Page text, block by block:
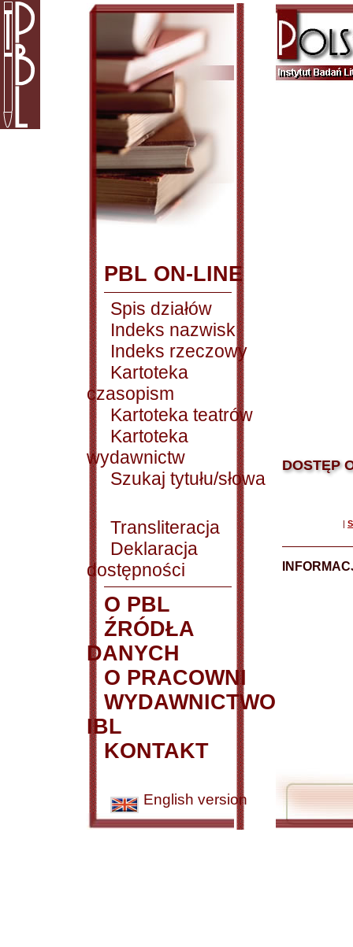
PBL ON-LINE
Spis działów
Indeks nazwisk
Indeks rzeczowy
Kartoteka
czasopism
Kartoteka teatrów
Kartoteka
wydawnictw
Szukaj tytułu/słowa
Transliteracja
Deklaracja
dostępności
O PBL
ŹRÓDŁA
DANYCH
O PRACOWNI
WYDAWNICTWO
IBL
KONTAKT
English version
DOSTĘP
|